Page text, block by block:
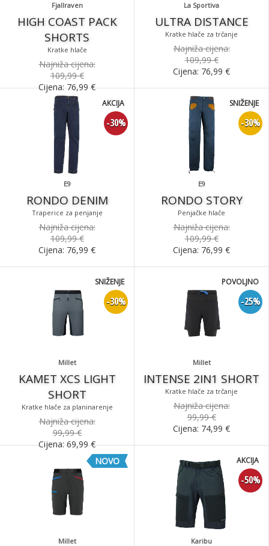
Fjallraven
HIGH COAST PACK
SHORTS
Kratke hlače
Najniža cijena:
109,99 €
Cijena:76,99€
La Sportiva
ULTRA DISTANCE
Kratke hlače za trčanje
Najniža cijena:
109,99 €
Cijena: 76,99 €
E9
RONDO DENIM
Traperice za penjanje
-30%
AKCIJA
Najniža cijena:
109,99 €
Cijena: 76,99 €
E9
RONDO STORY
Penjačke hlače
-30%
SNIŽENJE
Najniža cijena:
109,99 €
Cijena: 76,99 €
Millet
KAMET XCS LIGHT
SHORT
Kratke hlače za planinarenje
-30%
SNIŽENJE
Najniža cijena:
99,99 €
Cijena:69,99€
Millet
INTENSE 2IN1 SHORT
Kratke hlače za trčanje
-25%
POVOLJNO
Najniža cijena:
99,99 €
Cijena: 74,99 €
Millet
NOVO
Karibu
-50%
AKCIJA